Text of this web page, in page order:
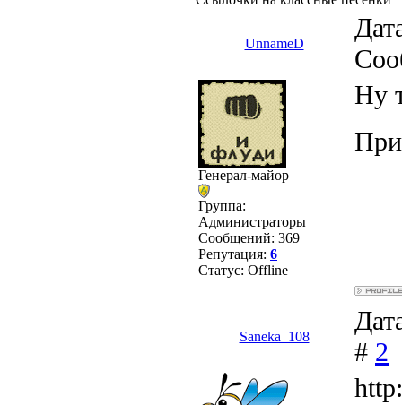
UnnameD
Генерал-майор
Группа:
Администраторы
Сообщений: 369
Репутация: 6
Статус: Offline
Ну
Saneka_108
# 2